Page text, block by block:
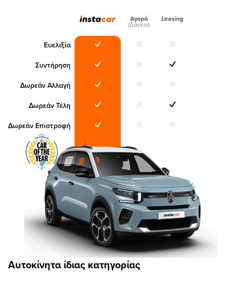
Ευελιξία
Συντήρηση
Δωρεάν Αλλαγή
Δωρεάν Τέλη
Δωρεάν Επιστροφή
Αγορά
(Δάνειο)
Leasing
Αυτοκίνητα ίδιας κατηγορίας